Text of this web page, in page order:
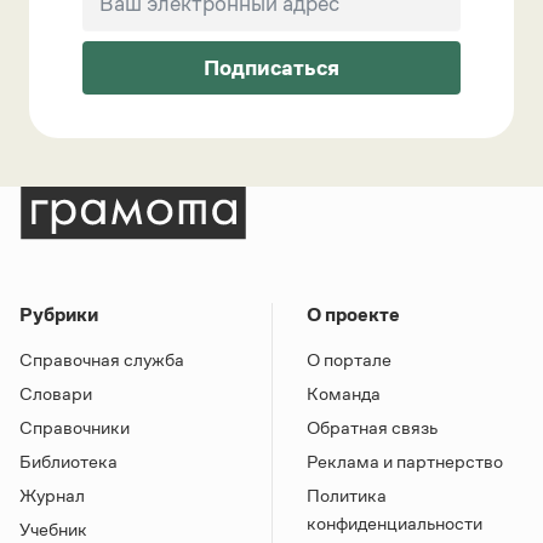
Подписаться
Рубрики
Справочная служба
Словари
Справочники
Библиотека
Журнал
Учебник
О проекте
О портале
Команда
Обратная связь
Реклама и партнерство
Политика
конфиденциальности